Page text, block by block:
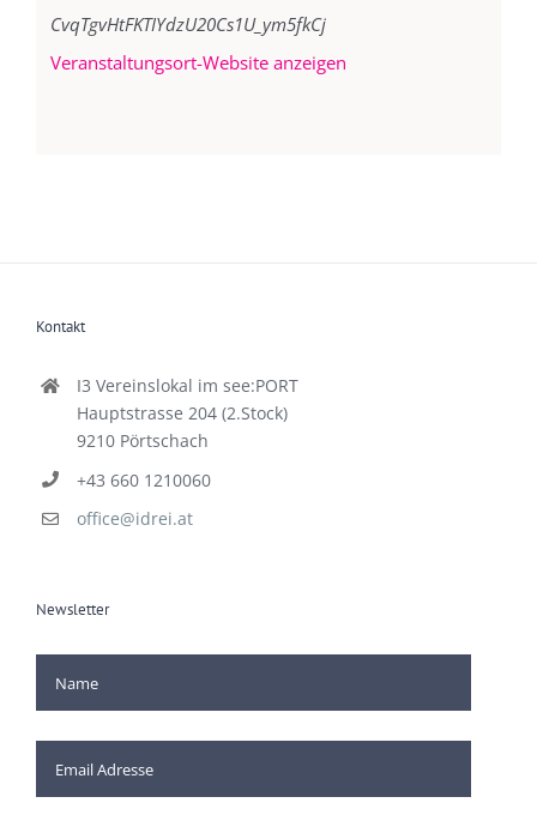
CvqTgvHtFKTIYdzU20Cs1U_ym5fkCj
Veranstaltungsort-Website anzeigen
Kontakt
I3 Vereinslokal im see:PORT
Hauptstrasse 204 (2.Stock)
9210 Pörtschach
+43 660 1210060
office@idrei.at
Newsletter